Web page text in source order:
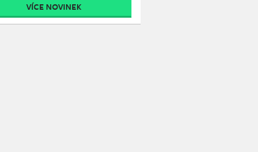
VÍCE NOVINEK